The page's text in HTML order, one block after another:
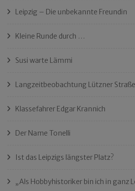
Leipzig – Die unbekannte Freundin
Kleine Runde durch …
Susi warte Lämmi
Langzeitbeobachtung Lützner Straße
Klassefahrer Edgar Krannich
Der Name Tonelli
Ist das Leipzigs längster Platz?
„Als Hobbyhistoriker bin ich in ganz